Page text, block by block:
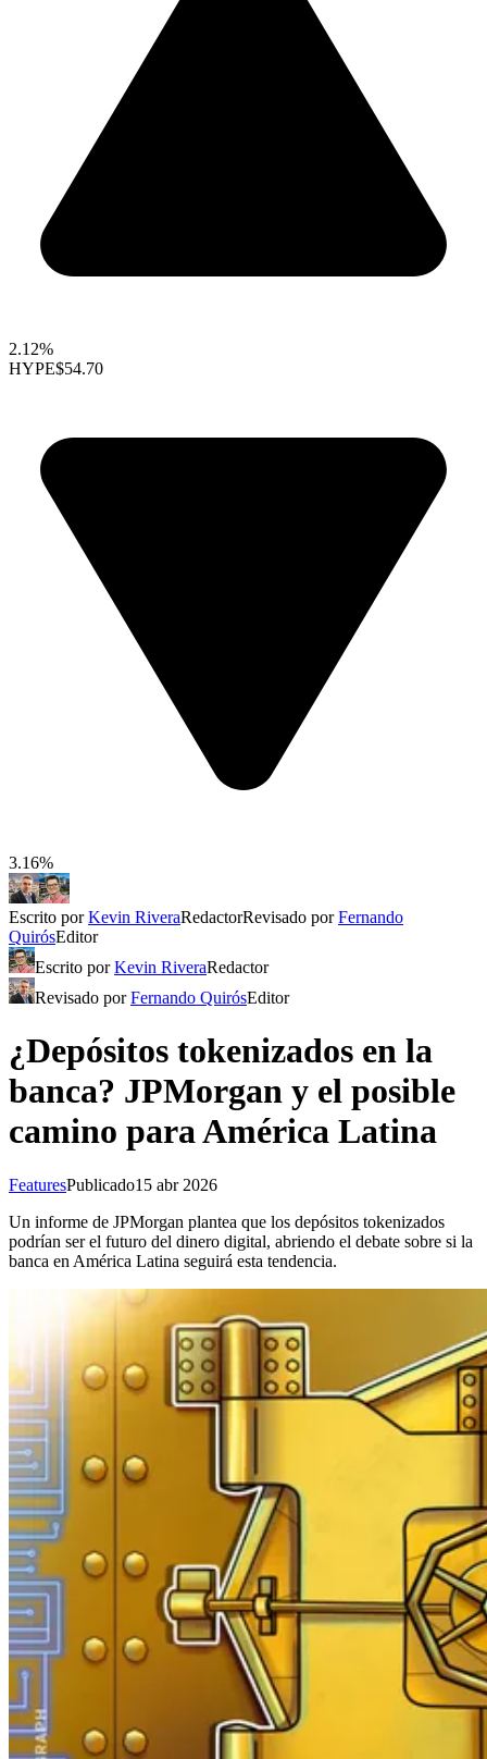
2.12%
HYPE$54.70
3.16%
Escrito porKevin RiveraRedactorRevisado porFernando
QuirósEditor
Escrito porKevin RiveraRedactor
Revisado porFernando QuirósEditor
¿Depósitos tokenizados en la
banca? JPMorgan y el posible
camino para América Latina
FeaturesPublicado15 abr 2026
Un informe de JPMorgan plantea que los depósitos tokenizados
podrían ser el futuro del dinero digital, abriendo el debate sobre si la
banca en América Latina seguirá esta tendencia.